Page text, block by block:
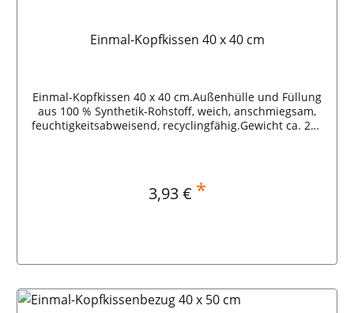
Einmal-Kopfkissen 40 x 40 cm
Einmal-Kopfkissen 40 x 40 cm.Außenhülle und Füllung
aus 100 % Synthetik-Rohstoff, weich, anschmiegsam,
feuchtigkeitsabweisend, recyclingfähig.Gewicht ca. 250
Regulärer Preis:
3,93 € *
In den Warenkorb